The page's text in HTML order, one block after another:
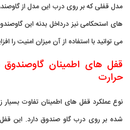
مدل قفلی که بر روی درب این مدل از
های استحکامی نیز درداخل بدنه این
می توانید با استفاده از آن میزان امنیت را
قفل های اطمینان
حرارت
نوع عملکرد قفل های اطمینان تفاوت بسیار
شده بر روی درب گاو صندوق دارد. این